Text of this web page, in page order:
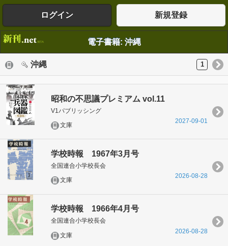
ログイン 新規登録
電子書籍: 沖縄
沖縄 1
昭和の不思議プレミアム vol.11
V1パブリッシング
文庫
2027-09-01
学校時報 1967年3月号
全国連合小学校長会
文庫
2026-08-28
学校時報 1966年4月号
全国連合小学校長会
文庫
2026-08-28